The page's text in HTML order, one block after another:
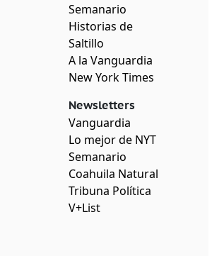
Semanario
Historias de
Saltillo
A la Vanguardia
New York Times
Newsletters
Vanguardia
Lo mejor de NYT
Semanario
Coahuila Natural
Tribuna Política
V+List